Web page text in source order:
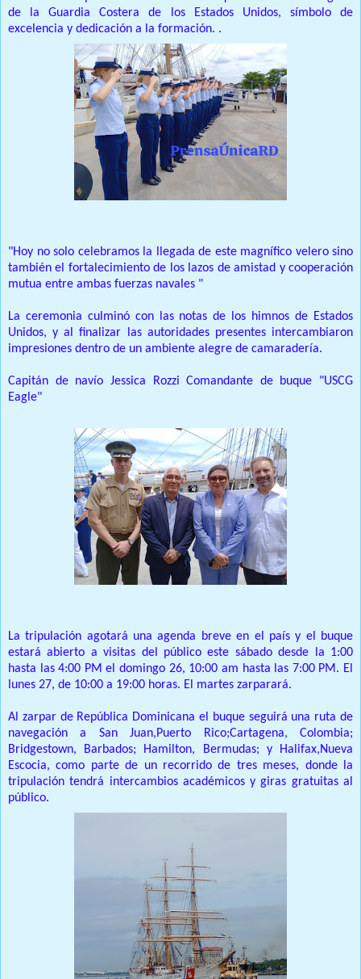
de la Guardia Costera de los Estados Unidos, símbolo de
excelencia y dedicación a la formación. .
"Hoy no solo celebramos la llegada de este magnífico velero sino
también el fortalecimiento de los lazos de amistad y cooperación
mutua entre ambas fuerzas navales "
La ceremonia culminó con las notas de los himnos de Estados
Unidos, y al finalizar las autoridades presentes intercambiaron
impresiones dentro de un ambiente alegre de camaradería.
Capitán de navío Jessica Rozzi Comandante de buque "USCG
Eagle"
La tripulación agotará una agenda breve en el país y el buque
estará abierto a visitas del público este sábado desde la 1:00
hasta las 4:00 PM el domingo 26, 10:00 am hasta las 7:00 PM. El
lunes 27, de 10:00 a 19:00 horas. El martes zarparará.
Al zarpar de República Dominicana el buque seguirá una ruta de
navegación a San Juan,Puerto Rico;Cartagena, Colombia;
Bridgestown, Barbados; Hamilton, Bermudas; y Halifax,Nueva
Escocia, como parte de un recorrido de tres meses, donde la
tripulación tendrá intercambios académicos y giras gratuitas al
público.